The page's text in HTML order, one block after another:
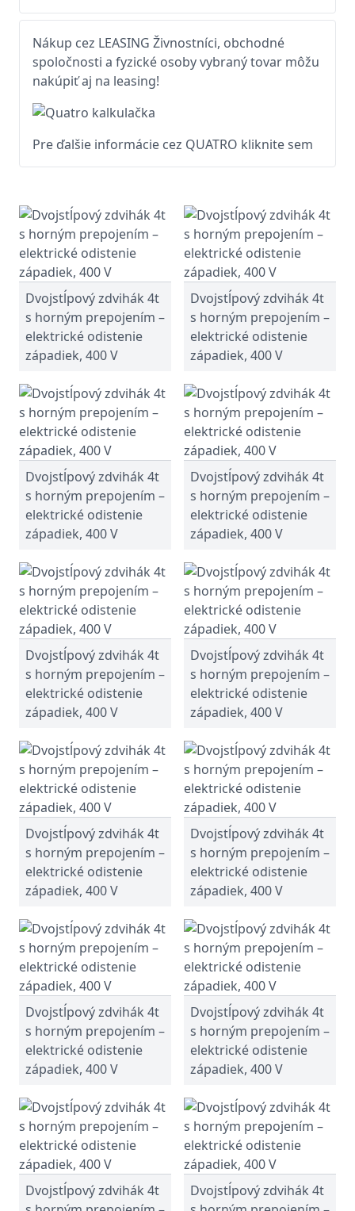
Nákup cez LEASING Živnostníci, obchodné
spoločnosti a fyzické osoby vybraný tovar môžu
nakúpiť aj na leasing!
Pre ďalšie informácie cez QUATRO kliknite sem
Dvojstĺpový zdvihák 4t
s horným prepojením –
elektrické odistenie
západiek, 400 V
Dvojstĺpový zdvihák 4t
s horným prepojením –
elektrické odistenie
západiek, 400 V
Dvojstĺpový zdvihák 4t
s horným prepojením –
elektrické odistenie
západiek, 400 V
Dvojstĺpový zdvihák 4t
s horným prepojením –
elektrické odistenie
západiek, 400 V
Dvojstĺpový zdvihák 4t
s horným prepojením –
elektrické odistenie
západiek, 400 V
Dvojstĺpový zdvihák 4t
s horným prepojením –
elektrické odistenie
západiek, 400 V
Dvojstĺpový zdvihák 4t
s horným prepojením –
elektrické odistenie
západiek, 400 V
Dvojstĺpový zdvihák 4t
s horným prepojením –
elektrické odistenie
západiek, 400 V
Dvojstĺpový zdvihák 4t
s horným prepojením –
elektrické odistenie
západiek, 400 V
Dvojstĺpový zdvihák 4t
s horným prepojením –
elektrické odistenie
západiek, 400 V
Dvojstĺpový zdvihák 4t
Dvojstĺpový zdvihák 4t